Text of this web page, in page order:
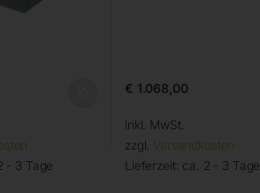
- 3 Tage
€ 1.068,00
inkl. MwSt.
zzgl. Versandkosten
Lieferzeit: ca. 2 - 3 Tage